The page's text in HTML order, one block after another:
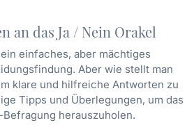
an das Ja / Nein Orakel
einfaches, aber mächtiges
Aber wie stellt man
klare und hilfreiche Antworten zu
Tipps und Überlegungen, um das
herauszuholen.